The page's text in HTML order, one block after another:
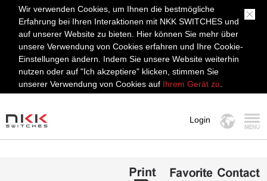
Wir verwenden Cookies, um Ihnen die bestmögliche
Erfahrung bei Ihren Interaktionen mit NKK SWITCHES und
auf unserer Website zu bieten. Hier können Sie mehr über
unsere Verwendung von Cookies erfahren und Ihre Cookie-
Einstellungen ändern. Indem Sie unsere Website weiterhin
nutzen oder auf "Ich akzeptiere" klicken, stimmen Sie
unserer Verwendung von Cookies auf Ihrem Gerät zu
Login